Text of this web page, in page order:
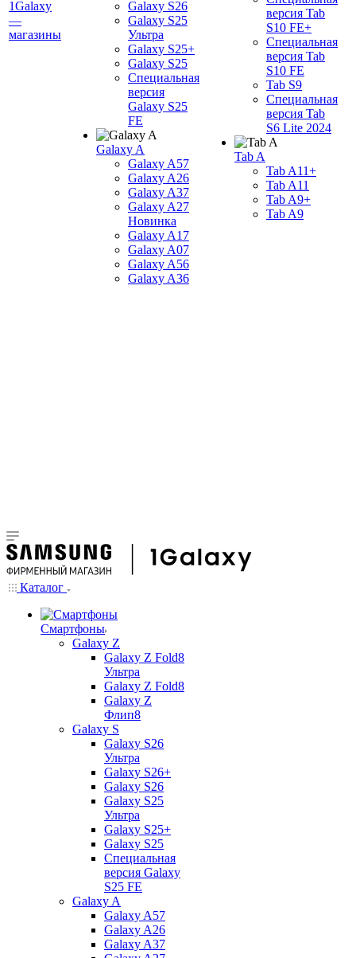
1Galaxy
—
магазины
Galaxy S26
Galaxy S25
Ультра
Galaxy S25+
Galaxy S25
Специальная
версия
Galaxy S25
FE
Galaxy A
Galaxy A57
Galaxy A26
Galaxy A37
Galaxy A27
Новинка
Galaxy A17
Galaxy A07
Galaxy A56
Galaxy A36
версия Tab
S10 FE+
Специальная
версия Tab
S10 FE
Tab S9
Специальная
версия Tab
S6 Lite 2024
Tab A
Tab A11+
Tab A11
Tab A9+
Tab A9
Каталог
Смартфоны
Galaxy Z
Galaxy Z Fold8
Ультра
Galaxy Z Fold8
Galaxy Z
Флип8
Galaxy S
Galaxy S26
Ультра
Galaxy S26+
Galaxy S26
Galaxy S25
Ультра
Galaxy S25+
Galaxy S25
Специальная
версия Galaxy
S25 FE
Galaxy A
Galaxy A57
Galaxy A26
Galaxy A37